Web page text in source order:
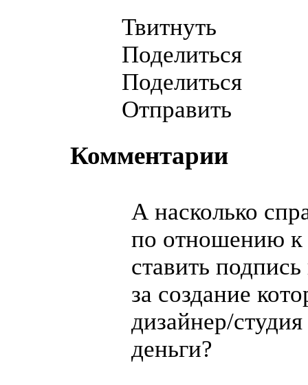
Твитнуть
Поделиться
Поделиться
Отправить
Комментарии
А насколько
по отношению к
ставить
за создание
дизайнер/студия
деньги?